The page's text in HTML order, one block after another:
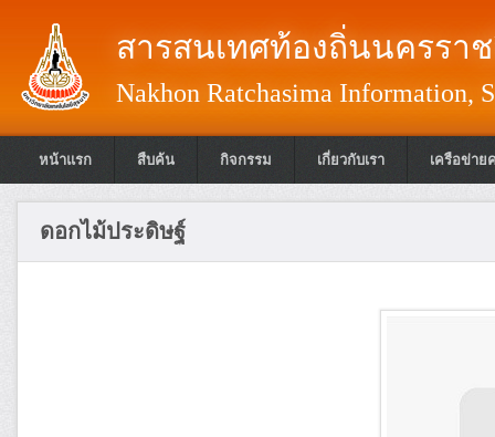
สารสนเทศท้องถิ่นนครรา
Nakhon Ratchasima Information,
หน้าแรก สืบค้น กิจกรรม เกี่ยวกับเรา เครือข่าย
ดอกไม้ประดิษฐ์